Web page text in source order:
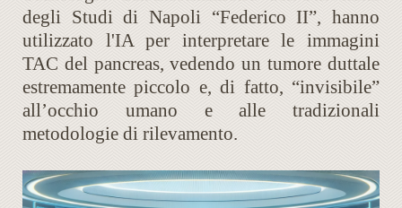
degli Studi di Napoli “Federico II”, hanno
utilizzato l'IA per interpretare le immagini
TAC del pancreas, vedendo un tumore duttale
estremamente piccolo e, di fatto, “invisibile”
all’occhio umano e alle tradizionali
metodologie di rilevamento.